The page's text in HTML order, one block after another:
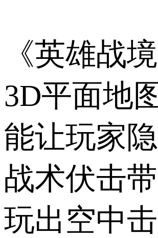
《英雄战
3D平面地
能让玩家
战术伏击
玩出空中